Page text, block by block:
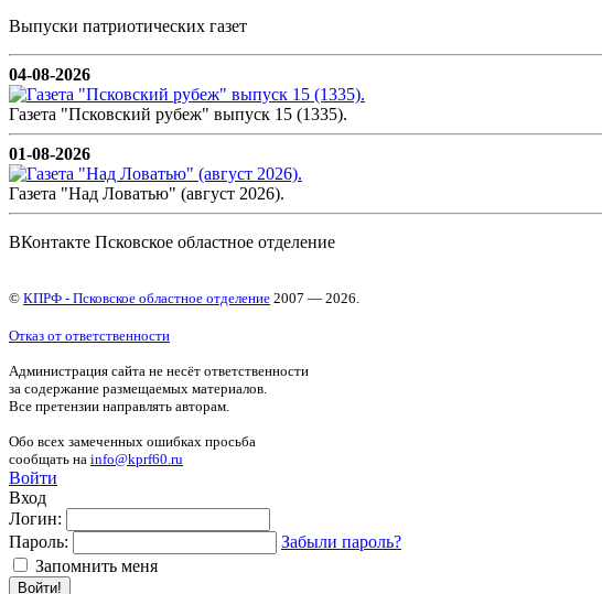
Выпуски патриотических газет
04-08-2026
Газета "Псковский рубеж" выпуск 15 (1335).
01-08-2026
Газета "Над Ловатью" (август 2026).
ВКонтакте Псковское областное отделение
© КПРФ - Псковское областное отделение 2007 — 2026.
Отказ от ответственности
Администрация сайта не несёт ответственности
за содержание размещаемых материалов.
Все претензии направлять авторам.
Обо всех замеченных ошибках просьба
сообщать на info@kprf60.ru
Войти
Вход
Логин:
Пароль:
Забыли пароль?
Запомнить меня